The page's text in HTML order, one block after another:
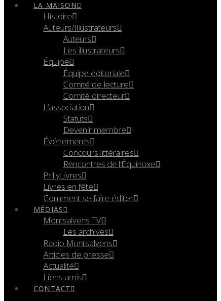
LA MAISON
Histoire
Auteurs/Illustrateurs
Auteurs
Les illustrateurs
Équipe
Équipe éditoriale
Comité de lecture
Comité directeur
L’association
Statuts
Devenir membre
Événements
Concours littéraires
Rencontres de l’Équinoxe
PrillyLivres
Livres en fête
Comment se faire éditer
MÉDIAS
Montsalvens TV
Les archives
Radio Montsalvens
Articles de presse
Actualité
Liens amis
CONTACT